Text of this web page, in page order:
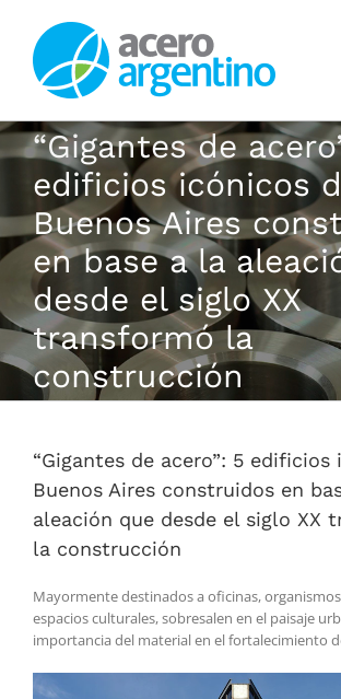
contenido
“Gigantes de
edificios icónicos
Buenos Aires
en base a la
desde el siglo XX
transformó la
construcción
“Gigantes de acero”: 5 edificios
Buenos Aires construidos en
aleación que desde el siglo XX
la construcción
Mayormente destinados a oficinas,
espacios culturales, sobresalen en el paisaje
importancia del material en el fortalecimiento